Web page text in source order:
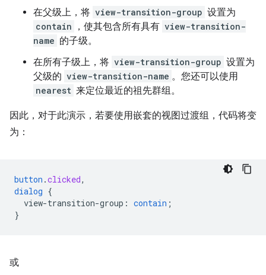
在父级上，将 view-transition-group 设置为
contain ，使其包含所有具有 view-transition-
name 的子级。
在所有子级上，将 view-transition-group 设置为
父级的 view-transition-name 。您还可以使用
nearest 来定位最近的祖先群组。
因此，对于此演示，若要使用嵌套的视图过渡组，代码将变
为：
button .clicked,
dialog {
view-transition-group : contain ;
}
或